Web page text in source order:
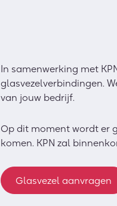
In samenwerking met
glasvezelverbindingen.
van jouw bedrijf.
Op dit moment wordt er
komen. KPN zal
Glasvezel aanvragen